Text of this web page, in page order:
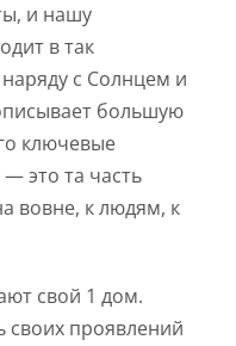
и нашу
в так
с Солнцем и
большую
ключевые
это та часть
вовне, к людям, к
свой 1 дом.
проявлений